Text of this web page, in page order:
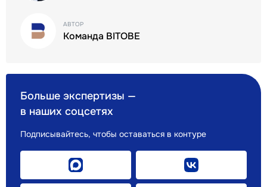
Больше экспертизы —
в наших соцсетях
Подписывайтесь, чтобы оставаться в контуре
АВТОР
Команда BITOBE